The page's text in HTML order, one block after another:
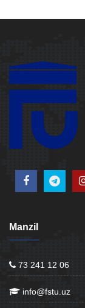
Manzil
73 241 12 06
info@fstu.uz